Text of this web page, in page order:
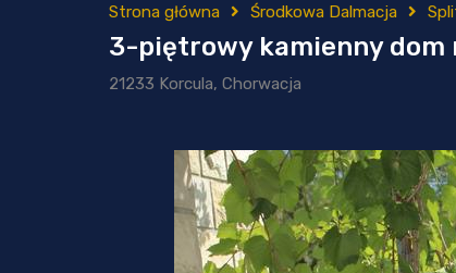
Strona główna Środkowa Dalmacja
3-piętrowy kamienny dom
21233 Korcula, Chorwacja